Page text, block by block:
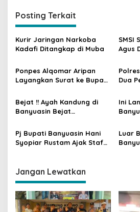
i
g
a
s
i
p
s
Posting Terkait
Kurir Jaringan Narkoba
Kadafi Ditangkap di Muba
SMSI
Agus
Ponpes Alqomar Aripan
Layangkan Surat ke Bupati
Kasusnya
Dua
Bejat !! Ayah Kandung di
Banyuasin Bejat
Berkali-kali
Ini
Pj Bupati Banyuasin Hani
Syopiar Rustam Ajak Staf
Daerah
Luar
Jangan Lewatkan